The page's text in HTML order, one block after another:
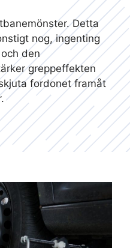
Detta
nog, ingenting
den
greppeffekten
fordonet framåt